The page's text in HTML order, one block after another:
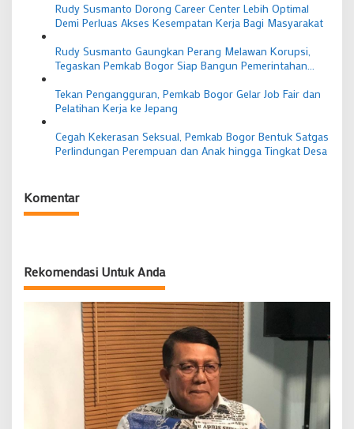
Rudy Susmanto Dorong Career Center Lebih Optimal
Demi Perluas Akses Kesempatan Kerja Bagi Masyarakat
Rudy Susmanto Gaungkan Perang Melawan Korupsi,
Tegaskan Pemkab Bogor Siap Bangun Pemerintahan
Tekan Pengangguran, Pemkab Bogor Gelar Job Fair dan
Pelatihan Kerja ke Jepang
Cegah Kekerasan Seksual, Pemkab Bogor Bentuk Satgas
Perlindungan Perempuan dan Anak hingga Tingkat Desa
Komentar
Rekomendasi Untuk Anda